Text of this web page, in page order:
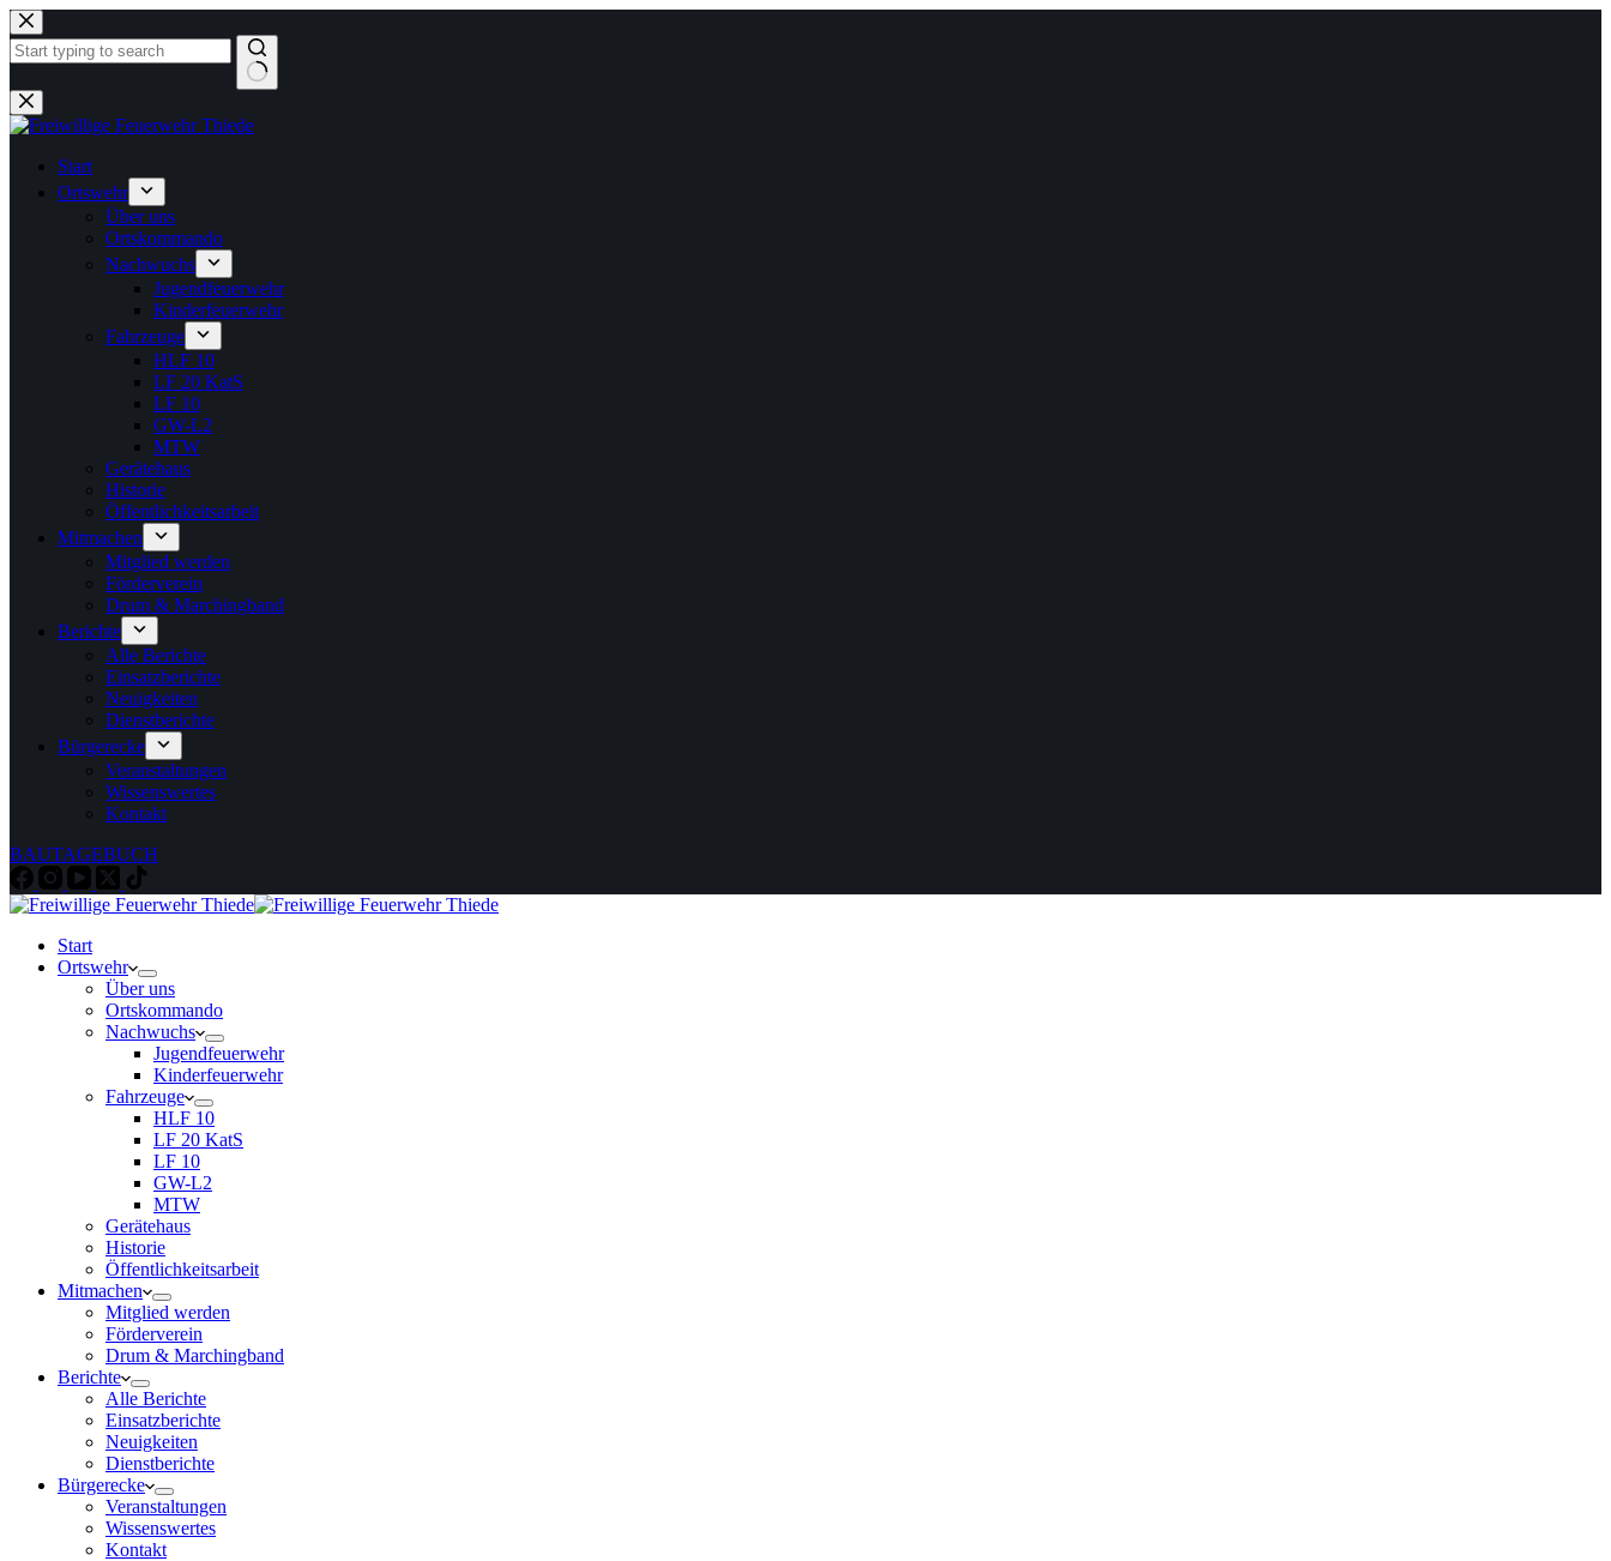
Zum
Inhalt
springen
Keine
Ergebnisse
Start
Ortswehr
Über uns
Ortskommando
Nachwuchs
Jugendfeuerwehr
Kinderfeuerwehr
Fahrzeuge
HLF 10
LF 20 KatS
LF 10
GW-L2
MTW
Gerätehaus
Historie
Öffentlichkeitsarbeit
Mitmachen
Mitglied werden
Förderverein
Drum & Marchingband
Berichte
Alle Berichte
Einsatzberichte
Neuigkeiten
Dienstberichte
Bürgerecke
Veranstaltungen
Wissenswertes
Kontakt
BAUTAGEBUCH
Start
Ortswehr
Über uns
Ortskommando
Nachwuchs
Jugendfeuerwehr
Kinderfeuerwehr
Fahrzeuge
HLF 10
LF 20 KatS
LF 10
GW-L2
MTW
Gerätehaus
Historie
Öffentlichkeitsarbeit
Mitmachen
Mitglied werden
Förderverein
Drum & Marchingband
Berichte
Alle Berichte
Einsatzberichte
Neuigkeiten
Dienstberichte
Bürgerecke
Veranstaltungen
Wissenswertes
Kontakt